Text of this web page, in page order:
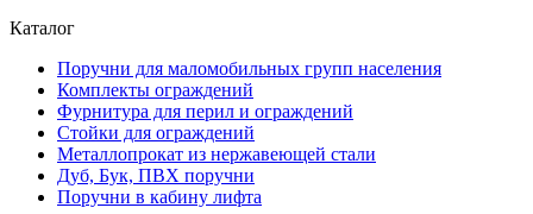
Каталог
Поручни для маломобильных групп населения
Комплекты ограждений
Фурнитура для перил и ограждений
Стойки для ограждений
Металлопрокат из нержавеющей стали
Дуб, Бук, ПВХ поручни
Поручни в кабину лифта